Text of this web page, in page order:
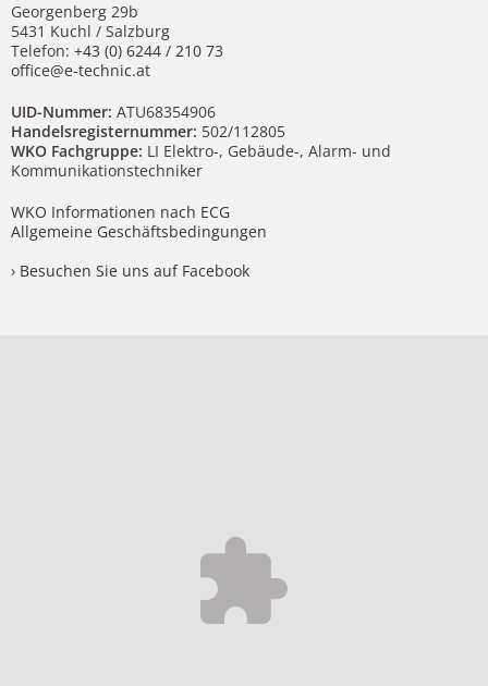
Georgenberg 29b
5431 Kuchl / Salzburg
Telefon: +43 (0) 6244 / 210 73
office@e-technic.at
UID-Nummer: ATU68354906
Handelsregisternummer: 502/112805
WKO Fachgruppe: LI Elektro-, Gebäude-, Alarm- und
Kommunikationstechniker
WKO Informationen nach ECG
Allgemeine Geschäftsbedingungen
› Besuchen Sie uns auf Facebook